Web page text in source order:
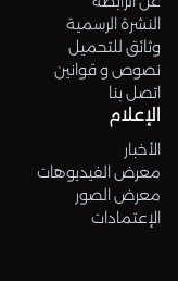
النشرة الرسمية
وثائق للتحميل
نصوص و قوانين
اتصل بنا
الإعلام
الأخبار
معرض الفيديوهات
معرض الصور
الإعتمادات